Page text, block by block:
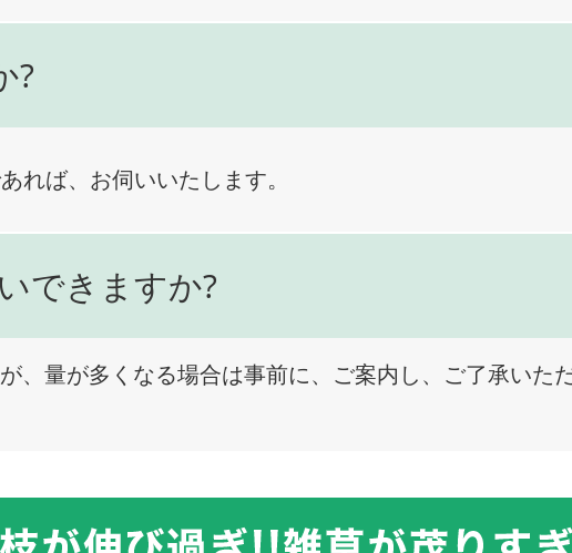
?
れば、お伺いいたします。
できますか?
、量が多くなる場合は事前に、ご案内し、ご了承いた